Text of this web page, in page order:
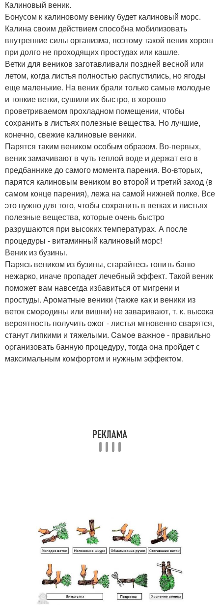
Калиновый веник.
Бонусом к калиновому венику будет калиновый морс.
Калина своим действием способна мобилизовать
внутренние силы организма, поэтому такой веник хорош
при долго не проходящих простудах или кашле.
Ветки для веников заготавливали поздней весной или
летом, когда листья полностью распустились, но ягоды
еще маленькие. На веник брали только самые молодые
и тонкие ветки, сушили их быстро, в хорошо
проветриваемом прохладном помещении, чтобы
сохранить в листьях полезные вещества. Но лучшие,
конечно, свежие калиновые веники.
Парятся таким веником особым образом. Во-первых,
веник замачивают в чуть теплой воде и держат его в
предбаннике до самого момента парения. Во-вторых,
парятся калиновым веником во второй и третий заход (в
самом конце парения), лежа на самой нижней полке. Все
это нужно для того, чтобы сохранить в ветках и листьях
полезные вещества, которые очень быстро
разрушаются при высоких температурах. А после
процедуры - витаминный калиновый морс!
Веник из бузины.
Парясь веником из бузины, старайтесь топить баню
нежарко, иначе пропадет лечебный эффект. Такой веник
поможет вам навсегда избавиться от мигрени и
простуды. Ароматные веники (также как и веники из
веток смopoдины или вишни) не завapивают, т. к. выcoка
вероятность получить ожог - листья мгновенно свapятся,
станут липкими и тяжелыми. Caмoe важнoe - пpaвильно
opганизовать банную пpoцедуру, тогда она пpoйдет с
максимальным комфортом и нужным эффектом.